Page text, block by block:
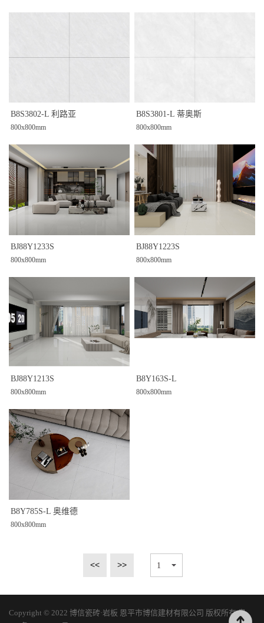
B8S3802-L 利路亚
800x800mm
B8S3801-L 蒂奥斯
800x800mm
BJ88Y1233S
800x800mm
BJ88Y1223S
800x800mm
BJ88Y1213S
800x800mm
B8Y163S-L
800x800mm
B8Y785S-L 奥维德
800x800mm
<< >>
Copyright © 2022 博信瓷砖·岩板 恩平市博信建材有限公司 版权所有粤